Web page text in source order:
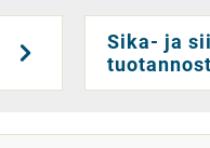
Sika- ja